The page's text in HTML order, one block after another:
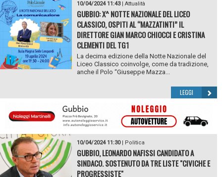
10/04/2024 11:43| Attualità
GUBBIO: X^ NOTTE NAZIONALE DEL LICEO
CLASSICO, OSPITI AL “MAZZATINTI” IL
DIRETTORE GIAN MARCO CHIOCCI E CRISTINA
CLEMENTI DEL TG1
La decima edizione della Notte Nazionale del
Liceo Classico coinvolge, come da tradizione,
anche il Polo “Giuseppe Mazza...
LEGGI
10/04/2024 11:30| Politica
GUBBIO, LEONARDO NAFISSI CANDIDATO A
SINDACO. SOSTENUTO DA TRE LISTE "CIVICHE E
PROGRESSISTE"